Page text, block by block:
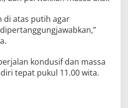
di atas putih agar
kondusif dan massa
tepat pukul 11.00 wita.